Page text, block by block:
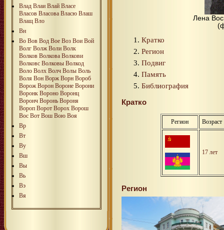
Влад Влаи Влай Власе
Власов Власова Власю Влаш
Влащ Вло
Вн
Во Вов Вод Вое Воз Вои Вой
Волг Волж Воли Волк
Волков Волкова Волкови
Волковс Волковы Волкод
Воло Волх Волч Волы Воль
Воля Вон Ворж Ворн Вороб
Ворож Ворон Вороне Ворони
Воронк Вороно Воронц
Воронч Воронь Вороня
Вороп Ворот Ворох Ворош
Вос Вот Вош Вою Воя
Вр
Вт
Ву
Вш
Вы
Вь
Вэ
Вя
Лена
Кратко
Регион
Подвиг
Память
Библиография
Кратко
Регион Возраст
17 лет
Регион